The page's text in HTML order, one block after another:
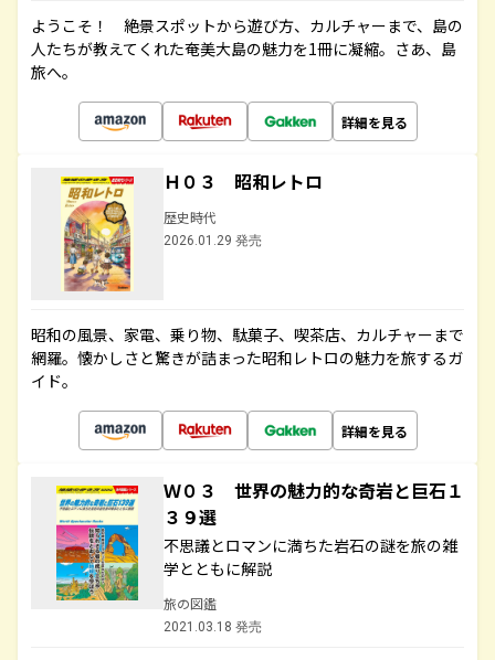
ようこそ！ 絶景スポットから遊び方、カルチャーまで、島の
人たちが教えてくれた奄美大島の魅力を1冊に凝縮。さあ、島
旅へ。
詳細を見る
Ｈ０３ 昭和レトロ
歴史時代
2026.01.29 発売
昭和の風景、家電、乗り物、駄菓子、喫茶店、カルチャーまで
網羅。懐かしさと驚きが詰まった昭和レトロの魅力を旅するガ
イド。
詳細を見る
Ｗ０３ 世界の魅力的な奇岩と巨石１
３９選
不思議とロマンに満ちた岩石の謎を旅の雑
学とともに解説
旅の図鑑
2021.03.18 発売